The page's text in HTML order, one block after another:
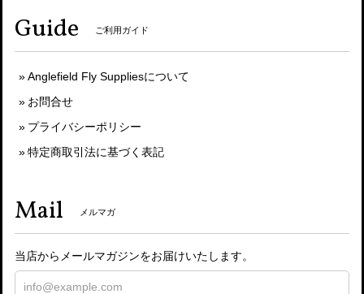
Guide ご利用ガイド
Anglefield Fly Suppliesについて
お問合せ
プライバシーポリシー
特定商取引法に基づく表記
Mail メルマガ
当店からメールマガジンをお届けいたします。